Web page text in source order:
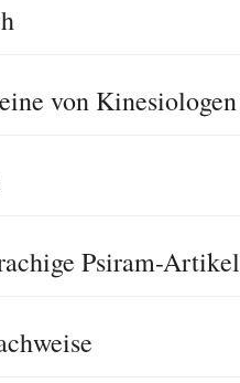
von Kinesiologen
Psiram-Artikel